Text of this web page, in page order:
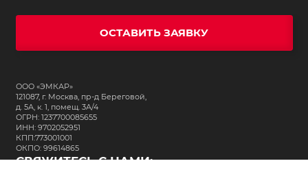
ОСТАВИТЬ ЗАЯВКУ
ООО «ЭМКАР»
121087, г. Москва, пр-д Береговой,
д. 5А, к. 1, помещ. 3А/4
ОГРН: 1237700085655
ИНН: 9702052951
КПП:773001001
ОКПО: 99614865
СВЯЖИТЕСЬ С НАМИ: